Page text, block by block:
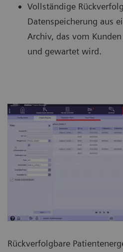
Vollständige
Datenspeicherung aus
Archiv, das vom
und gewartet wird.
Rückverfolgbare